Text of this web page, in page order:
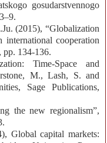
gosudarstvennogo
(2015), “Globalization
cooperation
pp. 134-136.
Time-Space and
M., Lash, S. and
Sage Publications,
the new regionalism”,
Global capital markets: